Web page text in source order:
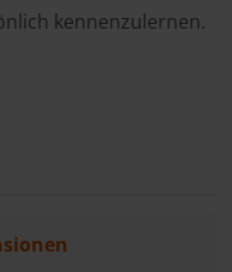
kennenzulernen.